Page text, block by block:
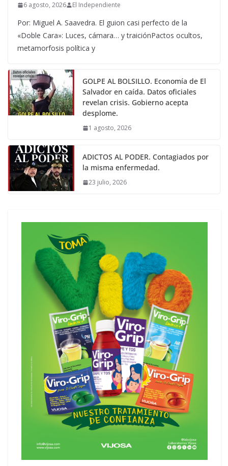
6 agosto, 2026 El Independiente
Por: Miguel A. Saavedra. El guion casi perfecto de la
«Doble Cara»: Luces, cámara… y traiciónPactos ocultos,
metamorfosis política y
GOLPE AL BOLSILLO. Economía de El
Salvador en caída. Datos oficiales
revelan crisis. Gobierno acepta
desplome.
1 agosto, 2026
ADICTOS AL PODER. Contagiados por
la misma enfermedad.
23 julio, 2026